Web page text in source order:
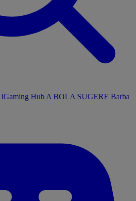
iGaming Hub A BOLA SUGERE Barba